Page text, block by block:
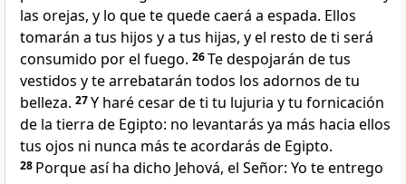
las orejas, y lo que te quede caerá a espada. Ellos
tomarán a tus hijos y a tus hijas, y el resto de ti será
consumido por el fuego. 26Te despojarán de tus
vestidos y te arrebatarán todos los adornos de tu
belleza. 27Y haré cesar de ti tu lujuria y tu fornicación
de la tierra de Egipto: no levantarás ya más hacia ellos
tus ojos ni nunca más te acordarás de Egipto.
28 Porque así ha dicho Jehová, el Señor: Yo te entrego